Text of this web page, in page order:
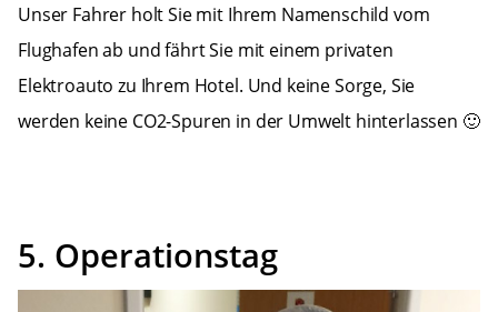
Unser Fahrer holt Sie mit Ihrem Namenschild vom
Flughafen ab und fährt Sie mit einem privaten
Elektroauto zu Ihrem Hotel. Und keine Sorge, Sie
werden keine CO2-Spuren in der Umwelt hinterlassen 🙂
5. Operationstag